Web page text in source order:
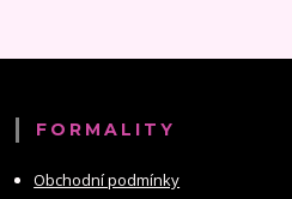
FORMALITY
Obchodní podmínky